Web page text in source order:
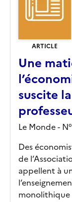
ARTICLE
Une
suscite
Le Monde -
Des
de
appellent à
monolithique